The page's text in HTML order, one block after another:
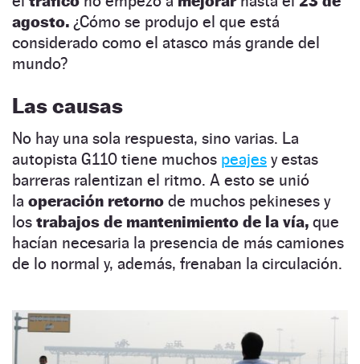
agosto. ¿Cómo se produjo el que está
considerado como el atasco más grande del
mundo?
Las causas
No hay una sola respuesta, sino varias. La
autopista G110 tiene muchos peajes y estas
barreras ralentizan el ritmo. A esto se unió
la operación retorno de muchos pekineses y
los trabajos de mantenimiento de la vía, que
hacían necesaria la presencia de más camiones
de lo normal y, además, frenaban la circulación.